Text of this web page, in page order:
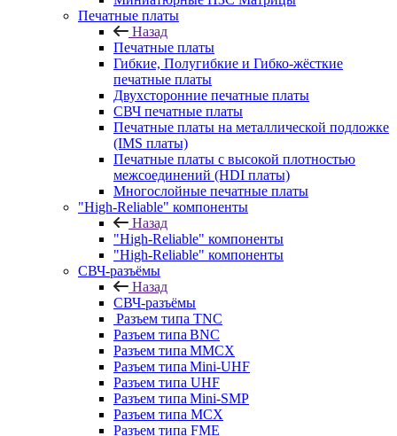
Печатные платы
Назад
Печатные платы
Гибкие, Полугибкие и Гибко-жёсткие
печатные платы
Двухсторонние печатные платы
СВЧ печатные платы
Печатные платы на металлической подложке
(IMS платы)
Печатные платы с высокой плотностью
межсоединений (HDI платы)
Многослойные печатные платы
"High-Reliable" компоненты
Назад
"High-Reliable" компоненты
"High-Reliable" компоненты
СВЧ-разъёмы
Назад
СВЧ-разъёмы
Разъем типа TNC
Разъем типа BNC
Разъем типа MMCX
Разъем типа Mini-UHF
Разъем типа UHF
Разъем типа Mini-SMP
Разъем типа MCX
Разъем типа FME